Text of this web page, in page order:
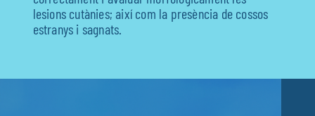
Pediatria
lesions cutànies; així com la presència de cossos
estranys i sagnats.